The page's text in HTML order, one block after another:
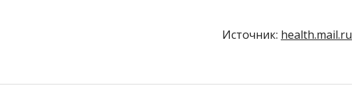
Источник: health.mail.ru